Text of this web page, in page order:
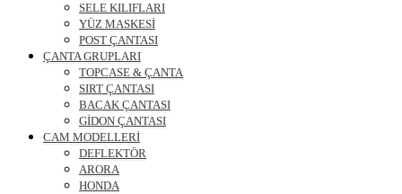
SELE KILIFLARI
YÜZ MASKESİ
POST ÇANTASI
ÇANTA GRUPLARI
TOPCASE & ÇANTA
SIRT ÇANTASI
BACAK ÇANTASI
GİDON ÇANTASI
CAM MODELLERİ
DEFLEKTÖR
ARORA
HONDA